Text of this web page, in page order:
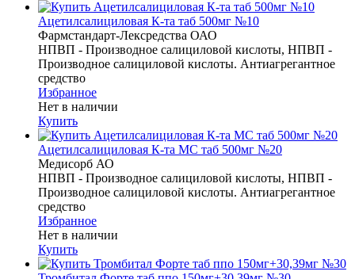
Ацетилсалициловая К-та таб 500мг №10
Фармстандарт-Лексредства ОАО
НПВП - Производное салициловой кислоты, НПВП -
Производное салициловой кислоты. Антиагрегантное
средство
Избранное
Нет в наличии
Купить
Ацетилсалициловая К-та МС таб 500мг №20
Медисорб АО
НПВП - Производное салициловой кислоты, НПВП -
Производное салициловой кислоты. Антиагрегантное
средство
Избранное
Нет в наличии
Купить